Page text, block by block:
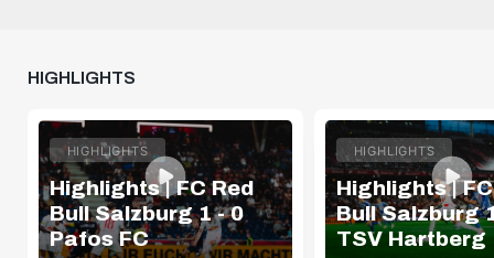
HIGHLIGHTS
HIGHLIGHTS
Highlights | FC Red
Bull Salzburg 1 - 0
Pafos FC
HIGHLIGHTS
Highlights |
Bull Salzburg
TSV Hartberg